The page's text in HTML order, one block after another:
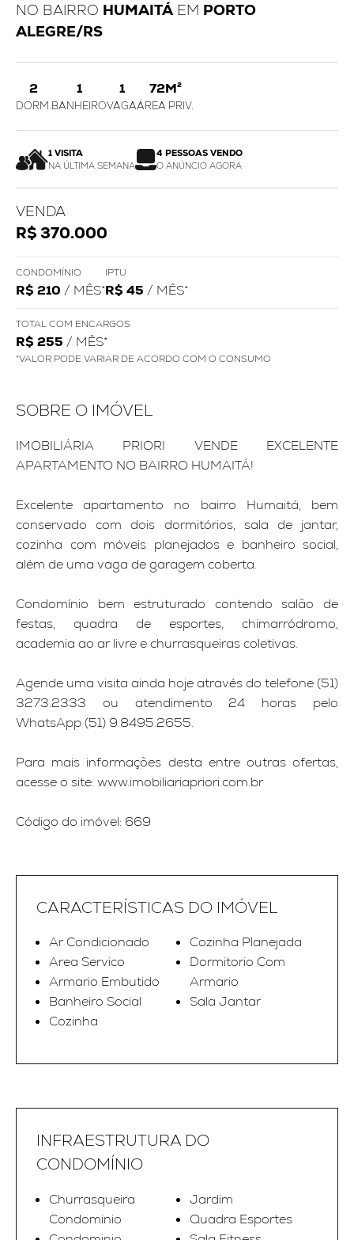
NO BAIRRO HUMAITÁEM PORTO
ALEGRE/RS
2
DORM.
1
BANHEIRO
1
VAGA
72M²
ÁREA PRIV.
1 VISITA
NA ÚLTIMA SEMANA
4 PESSOAS VENDO
O ANÚNCIO AGORA
VENDA
R$ 370.000
CONDOMÍNIO
R$ 210 / MÊS*
IPTU
R$ 45 / MÊS*
TOTAL COM ENCARGOS
R$ 255 / MÊS*
*VALOR PODE VARIAR DE ACORDO COM O CONSUMO
SOBRE O IMÓVEL
IMOBILIÁRIA PRIORI VENDE EXCELENTE
APARTAMENTO NO BAIRRO HUMAITÁ!
Excelente apartamento no bairro Humaitá, bem
conservado com dois dormitórios, sala de jantar,
cozinha com móveis planejados e banheiro social,
além de uma vaga de garagem coberta.
Condomínio bem estruturado contendo salão de
festas, quadra de esportes, chimarródromo,
academia ao ar livre e churrasqueiras coletivas.
Agende uma visita ainda hoje através do telefone (51)
3273.2333 ou atendimento 24 horas pelo
WhatsApp (51) 9.8495.2655.
Para mais informações desta entre outras ofertas,
acesse o site: www.imobiliariapriori.com.br
Código do imóvel: 669
CARACTERÍSTICAS DO IMÓVEL
Ar Condicionado
Area Servico
Armario Embutido
Banheiro Social
Cozinha
Cozinha Planejada
Dormitorio Com
Armario
Sala Jantar
INFRAESTRUTURA DO
CONDOMÍNIO
Churrasqueira
Condominio
Jardim
Quadra Esportes